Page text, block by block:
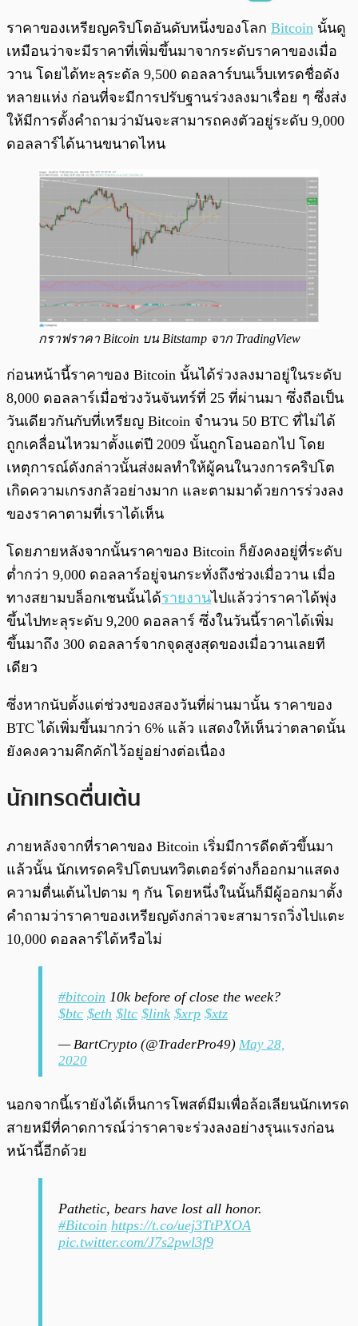
พร้อมเล่น 0:00
ราคาของเหรียญคริปโตอันดับหนึ่งของโลก Bitcoin นั้นดู
เหมือนว่าจะมีราคาที่เพิ่มขึ้นมาจากระดับราคาของเมื่อ
วาน โดยได้ทะลุระดัล 9,500 ดอลลาร์บนเว็บเทรดชื่อดัง
หลายแห่ง ก่อนที่จะมีการปรับฐานร่วงลงมาเรื่อย ๆ ซึ่งส่ง
ให้มีการตั้งคำถามว่ามันจะสามารถคงตัวอยู่ระดับ 9,000
ดอลลาร์ได้นานขนาดไหน
กราฟราคา Bitcoin บน Bitstamp จาก TradingView
ก่อนหน้านี้ราคาของ Bitcoin นั้นได้ร่วงลงมาอยู่ในระดับ
8,000 ดอลลาร์เมื่อช่วงวันจันทร์ที่ 25 ที่ผ่านมา ซึ่งถือเป็น
วันเดียวกันกับที่เหรียญ Bitcoin จำนวน 50 BTC ที่ไม่ได้
ถูกเคลื่อนไหวมาตั้งแต่ปี 2009 นั้นถูกโอนออกไป โดย
เหตุการณ์ดังกล่าวนั้นส่งผลทำให้ผู้คนในวงการคริปโต
เกิดความเกรงกลัวอย่างมาก และตามมาด้วยการร่วงลง
ของราคาตามที่เราได้เห็น
โดยภายหลังจากนั้นราคาของ Bitcoin ก็ยังคงอยู่ที่ระดับ
ต่ำกว่า 9,000 ดอลลาร์อยู่จนกระทั่งถึงช่วงเมื่อวาน เมื่อ
ทางสยามบล็อกเชนนั้นได้รายงานไปแล้วว่าราคาได้พุ่ง
ขึ้นไปทะลุระดับ 9,200 ดอลลาร์ ซึ่งในวันนี้ราคาได้เพิ่ม
ขึ้นมาถึง 300 ดอลลาร์จากจุดสูงสุดของเมื่อวานเลยที
เดียว
ซึ่งหากนับตั้งแต่ช่วงของสองวันที่ผ่านมานั้น ราคาของ
BTC ได้เพิ่มขึ้นมากว่า 6% แล้ว แสดงให้เห็นว่าตลาดนั้น
ยังคงความคึกคักไว้อยู่อย่างต่อเนื่อง
นักเทรดตื่นเต้น
ภายหลังจากที่ราคาของ Bitcoin เริ่มมีการดีดตัวขึ้นมา
แล้วนั้น นักเทรดคริปโตบนทวิตเตอร์ต่างก็ออกมาแสดง
ความตื่นเต้นไปตาม ๆ กัน โดยหนึ่งในนั้นก็มีผู้ออกมาตั้ง
คำถามว่าราคาของเหรียญดังกล่าวจะสามารถวิ่งไปแตะ
10,000 ดอลลาร์ได้หรือไม่
#bitcoin 10k before of close the week?
$btc $eth $ltc $link $xrp $xtz
— BartCrypto (@TraderPro49) May 28,
2020
นอกจากนี้เรายังได้เห็นการโพสต์มีมเพื่อล้อเลียนนักเทรด
สายหมีที่คาดการณ์ว่าราคาจะร่วงลงอย่างรุนแรงก่อน
หน้านี้อีกด้วย
Pathetic, bears have lost all honor.
#Bitcoin https://t.co/uej3TtPXOA
pic.twitter.com/J7s2pwl3f9